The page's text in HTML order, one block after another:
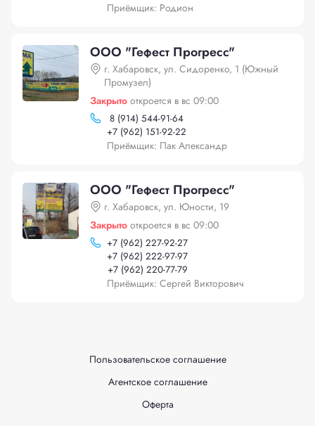
Приёмщик: Родион
ООО "Гефест Прогресс"
г. Хабаровск, ул. Сидоренко, 1 (Южный
Промузел)
Закрыто откроется в вс 09:00
8 (914) 544-91-64
+7 (962) 151-92-22
Приёмщик: Пак Александр
ООО "Гефест Прогресс"
г. Хабаровск, ул. Юности, 19
Закрыто откроется в вс 09:00
+7 (962) 227-92-27
+7 (962) 222-97-97
+7 (962) 220-77-79
Приёмщик: Сергей Викторович
Пользовательское соглашение
Агентское соглашение
Оферта